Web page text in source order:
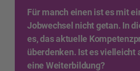
Für manch einen ist es mit
Jobwechsel nicht getan. In
es, das aktuelle
überdenken. Ist es vielleicht
eine Weiterbildung?